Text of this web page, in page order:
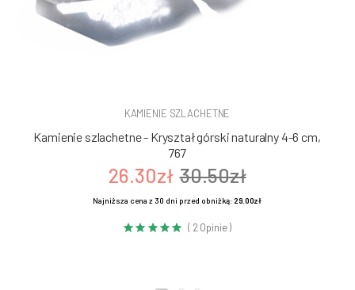
KAMIENIE SZLACHETNE
Kamienie szlachetne - Kryształ górski naturalny 4-6 cm,
767
26.30zł 30.50zł
Najniższa cena z 30 dni przed obniżką:29.00zł
( 2 Opinie )